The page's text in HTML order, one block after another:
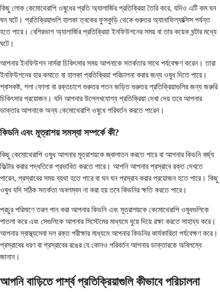
কিছু লোক কেমোথেরাপি ওষুধের প্রতি অ্যালার্জির প্রতিক্রিয়া তৈরি করে, যদিও এটি কম ঘন
ঘন ঘটে। প্রতিক্রিয়াগুলি হালকা ত্বকের ফুসকুড়ি থেকে গুরুতর অ্যানাফিল্যাক্সিস পর্যন্ত
হতে পারে। বেশিরভাগ অ্যালার্জির প্রতিক্রিয়া ইনফিউশনের সময় বা তার কয়েক ঘন্টার মধ্যে
ঘটে।
আপনার ইনফিউশন নার্সরা চিকিৎসার সময় আপনাকে সতর্কতার সাথে পর্যবেক্ষণ করেন। তারা
ইনফিউশনের হার কমাতে বা হালকা প্রতিক্রিয়া পরিচালনা করার জন্য ওষুধ দিতে পারে।
শ্বাসকষ্ট, গলা ফোলা বা রক্তচাপে গুরুতর পতন জড়িত গুরুতর প্রতিক্রিয়াগুলির জন্য জরুরি
চিকিৎসার প্রয়োজন। যদি আপনার উল্লেখযোগ্য প্রতিক্রিয়া দেখা দেয় তবে আপনার
ডাক্তার আপনাকে অন্য কেমোথেরাপি ওষুধে পরিবর্তন করতে পারেন।
কিডনি এবং মূত্রাশয় সমস্যা সম্পর্কে কী?
কিছু কেমোথেরাপি ওষুধ আপনার মূত্রাশয়কে জ্বালাতন করতে পারে বা আপনার কিডনি বর্জ্য
ফিল্টার করার পদ্ধতিকে প্রভাবিত করতে পারে। আপনি আপনার প্রস্রাবে রক্ত ​​দেখতে
পারেন, প্রস্রাবের সময় ব্যথা হতে পারে বা ঘন ঘন প্রস্রাব করার প্রয়োজন হতে পারে। কিছু
ওষুধ যদি সঠিক সতর্কতা অবলম্বন না করা হয় তবে কিডনির ক্ষতি করতে পারে।
প্রচুর পরিমাণে তরল পান করা আপনার কিডনি এবং মূত্রাশয়কে কেমোথেরাপি ওষুধগুলিকে
পাতলা করে এবং সেগুলিকে আপনার সিস্টেমের মাধ্যমে ধুয়ে দিয়ে রক্ষা করতে সাহায্য করে।
আপনার স্বাস্থ্যসেবা দল রক্ত ​​পরীক্ষার মাধ্যমে আপনার কিডনির কার্যকারিতা পর্যবেক্ষণ করে।
প্রস্রাবের ধরণ বা প্রস্রাবের রঙের যে কোনও পরিবর্তন আপনার ডাক্তারকে অবিলম্বে
জানান।
আপনি বাড়িতে পার্শ্ব প্রতিক্রিয়াগুলি কীভাবে পরিচালনা